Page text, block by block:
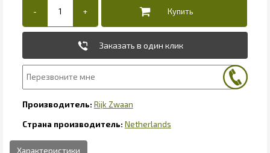
Заказать в один клик
Rijk Zwaan
Netherlands